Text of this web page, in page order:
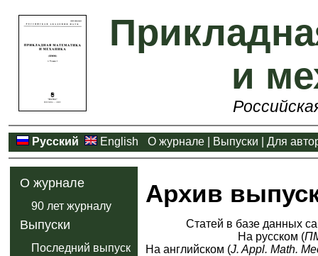
и
Русский English О журнале Выпуски Для
О журнале
90 лет журналу
Выпуски
Последний выпуск
Архив
Статей в базе данных
На русском (
На английском (J. Appl. Math.